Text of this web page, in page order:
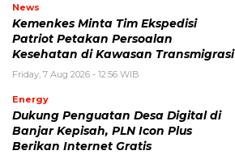
News
Kemenkes Minta Tim Ekspedisi
Patriot Petakan Persoalan
Kesehatan di Kawasan Transmigrasi
Friday, 7 Aug 2026 - 12:56 WIB
Energy
Dukung Penguatan Desa Digital di
Banjar Kepisah, PLN Icon Plus
Berikan Internet Gratis